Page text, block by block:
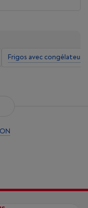
Frigos avec congélateur